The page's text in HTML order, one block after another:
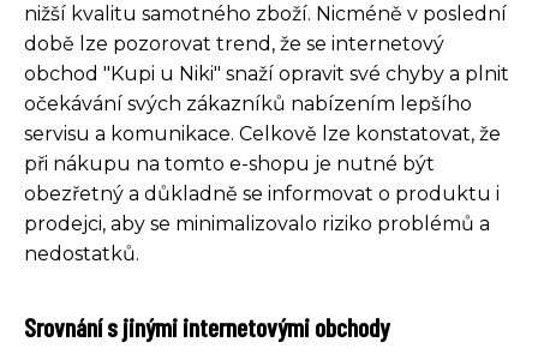
nižší kvalitu samotného zboží. Nicméně v poslední
době lze pozorovat trend, že se internetový
obchod "Kupi u Niki" snaží opravit své chyby a plnit
očekávání svých zákazníků nabízením lepšího
servisu a komunikace. Celkově lze konstatovat, že
při nákupu na tomto e-shopu je nutné být
obezřetný a důkladně se informovat o produktu i
prodejci, aby se minimalizovalo riziko problémů a
nedostatků.
Srovnání s jinými internetovými obchody